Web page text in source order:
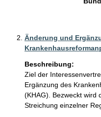
Änderung und
Beschreibung:
Ziel der
Ergänzung des
(KHAG). Bezweckt wird
Streichung einzelner